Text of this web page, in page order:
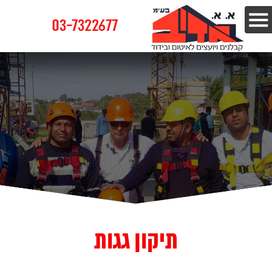
03-7322677
תיקון גגות